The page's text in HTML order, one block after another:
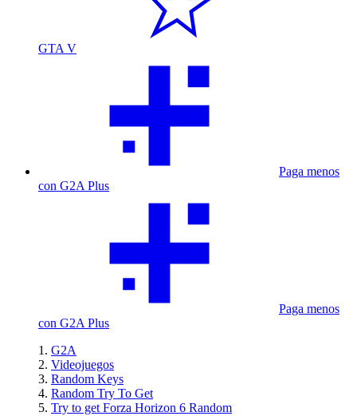
GTA V
Paga menos
con G2A Plus
Paga menos
con G2A Plus
G2A
Videojuegos
Random Keys
Random Try To Get
Try to get Forza Horizon 6 Random